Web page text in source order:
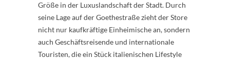
Größe in der Luxuslandschaft der Stadt. Durch
seine Lage auf der Goethestraße zieht der Store
nicht nur kaufkräftige Einheimische an, sondern
auch Geschäftsreisende und internationale
Touristen, die ein Stück italienischen Lifestyle